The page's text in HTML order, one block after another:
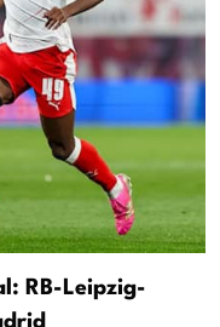
RB-Leipzig-